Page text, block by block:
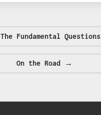
The Fundamental Questions
On the Road →